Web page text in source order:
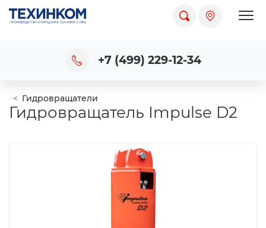
+7 (499) 229-12-34
Гидровращатели
Гидровращатель Impulse D2